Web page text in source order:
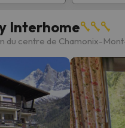
montagne
Interhome
du centre de Chamonix-